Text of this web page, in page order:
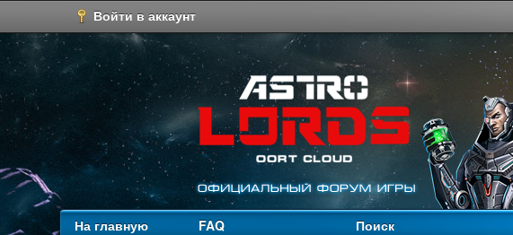
Войти в аккаунт
На главную FAQ Поиск